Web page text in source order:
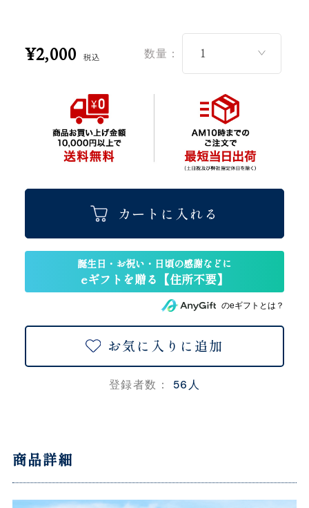
¥2,000 税込 数量：
カートに入れる
のeギフトとは？
お気に入りに追加
登録者数： 56人
商品詳細